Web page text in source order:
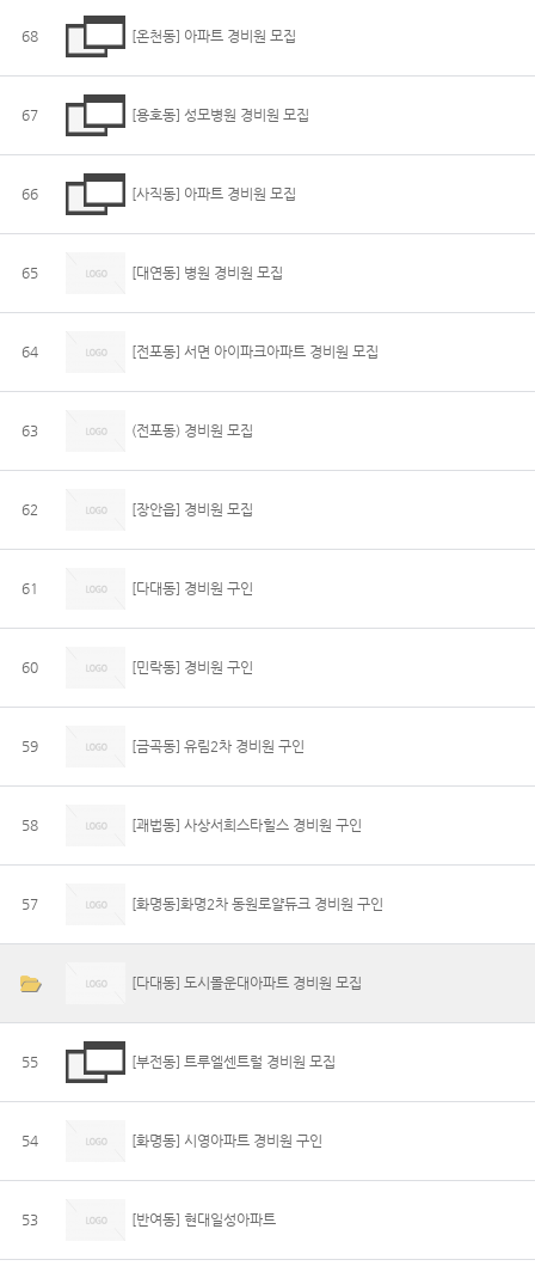
68 [온천동] 아파트 경비원 모집
67 [용호동] 성모병원 경비원 모집
66 [사직동] 아파트 경비원 모집
65 [대연동] 병원 경비원 모집
64 [전포동] 서면 아이파크아파트 경비원 모집
63 (전포동) 경비원 모집
62 [장안읍] 경비원 모집
61 [다대동] 경비원 구인
60 [민락동] 경비원 구인
59 [금곡동] 유림2차 경비원 구인
58 [괘법동] 사상서희스타힐스 경비원 구인
57 [화명동]화명2차 동원로얄듀크 경비원 구인
[다대동] 도시몰운대아파트 경비원 모집
55 [부전동] 트루엘센트럴 경비원 모집
54 [화명동] 시영아파트 경비원 구인
53 [반여동] 현대일성아파트